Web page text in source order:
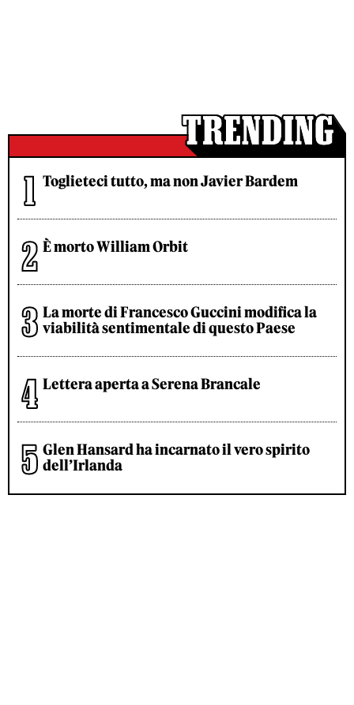
Toglieteci tutto, ma non Javier Bardem
È morto William Orbit
La morte di Francesco Guccini modifica la
viabilità sentimentale di questo Paese
Lettera aperta a Serena Brancale
Glen Hansard ha incarnato il vero spirito
dell’Irlanda